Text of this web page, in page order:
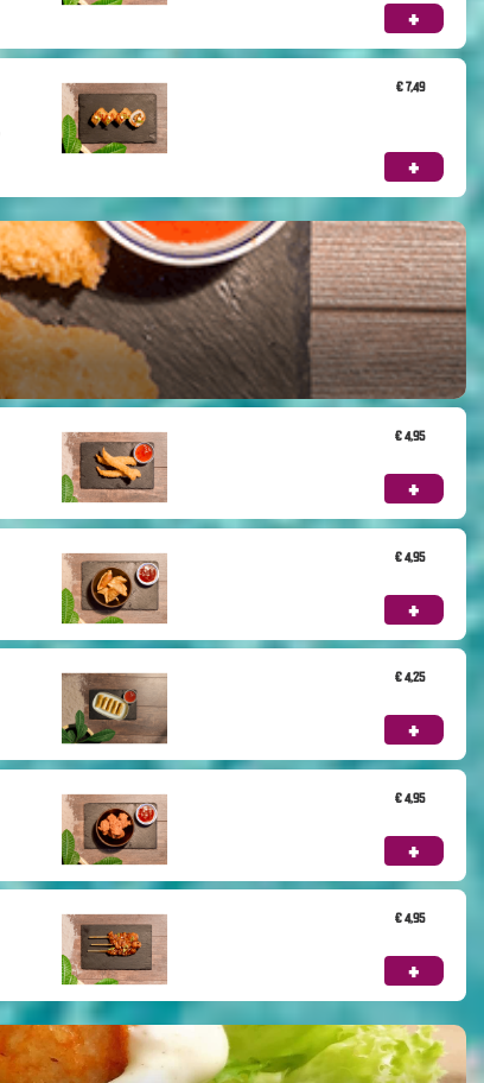
+
€ 7,49
+
€ 4,95
+
€ 4,95
+
€ 4,25
+
€ 4,95
+
€ 4,95
+